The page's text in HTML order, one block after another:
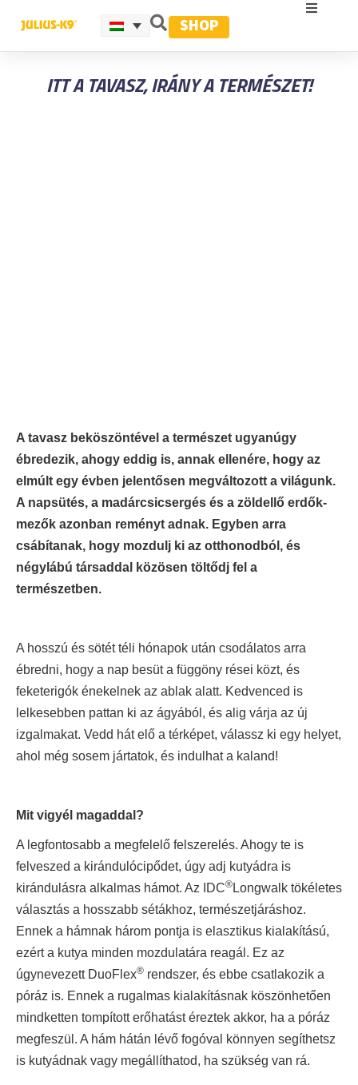
SHOP
ITT A TAVASZ, IRÁNY A TERMÉSZET!
A tavasz beköszöntével a természet ugyanúgy
ébredezik, ahogy eddig is, annak ellenére, hogy az
elmúlt egy évben jelentősen megváltozott a világunk.
A napsütés, a madárcsicsergés és a zöldellő erdők-
mezők azonban reményt adnak. Egyben arra
csábítanak, hogy mozdulj ki az otthonodból, és
négylábú társaddal közösen töltődj fel a
természetben.
A hosszú és sötét téli hónapok után csodálatos arra
ébredni, hogy a nap besüt a függöny rései közt, és
feketerigók énekelnek az ablak alatt. Kedvenced is
lelkesebben pattan ki az ágyából, és alig várja az új
izgalmakat. Vedd hát elő a térképet, válassz ki egy helyet,
ahol még sosem jártatok, és indulhat a kaland!
Mit vigyél magaddal?
A legfontosabb a megfelelő felszerelés. Ahogy te is
felveszed a kirándulócipődet, úgy adj kutyádra is
kirándulásra alkalmas hámot. Az IDC® Longwalk tökéletes
választás a hosszabb sétákhoz, természetjáráshoz.
Ennek a hámnak három pontja is elasztikus kialakítású,
ezért a kutya minden mozdulatára reagál. Ez az
úgynevezett DuoFlex® rendszer, és ebbe csatlakozik a
póráz is. Ennek a rugalmas kialakításnak köszönhetően
mindketten tompított erőhatást éreztek akkor, ha a póráz
megfeszül. A hám hátán lévő fogóval könnyen segíthetsz
is kutyádnak vagy megállíthatod, ha szükség van rá.